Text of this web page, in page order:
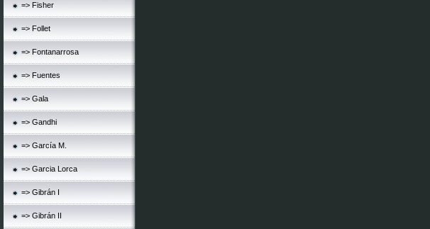
=> Fisher
=> Follet
=> Fontanarrosa
=> Fuentes
=> Gala
=> Gandhi
=> García M.
=> Garcia Lorca
=> Gibrán I
=> Gibrán II